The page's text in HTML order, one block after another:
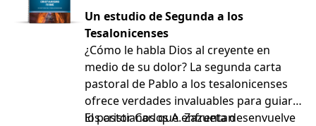
Un estudio de Segunda a los
Tesalonicenses
¿Cómo le habla Dios al creyente en
medio de su dolor? La segunda carta
pastoral de Pablo a los tesalonicenses
ofrece verdades invaluables para guiar a
los cristianos que enfrentan
El pastor Carlos A. Zazueta desenvuelve